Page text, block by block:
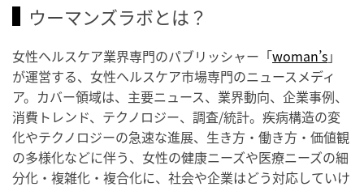
ウーマンズラボとは？
女性ヘルスケア業界専門のパブリッシャー「woman’s」
が運営する、女性ヘルスケア市場専門のニュースメディ
ア。カバー領域は、主要ニュース、業界動向、企業事例、
消費トレンド、テクノロジー、調査/統計。疾病構造の変
化やテクノロジーの急速な進展、生き方・働き方・価値観
の多様化などに伴う、女性の健康ニーズや医療ニーズの細
分化・複雑化・複合化に、社会や企業はどう対応していけ